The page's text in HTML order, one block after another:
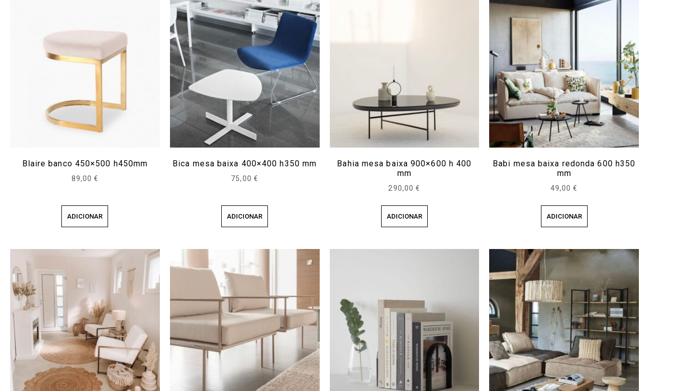
Blaire banco 450×500 h450mm
89,00€
ADICIONAR
Bica mesa baixa 400×400 h350 mm
75,00 €
ADICIONAR
Bahia mesa baixa 900×600 h 400
mm
290,00€
ADICIONAR
Babi mesa baixa redonda 600 h350
mm
49,00€
ADICIONAR